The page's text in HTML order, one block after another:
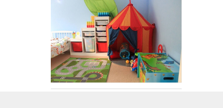
160X220CM
173X218CM
180X200CM
180X220CM
180X230CM
180X260CM